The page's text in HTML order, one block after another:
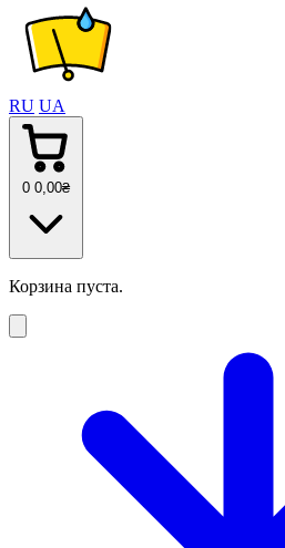
RU UA
0 0 ,00₴
Корзина пуста.